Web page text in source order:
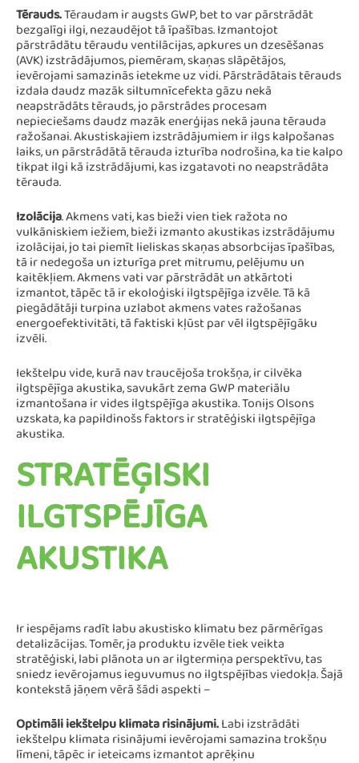
Tērauds.Tēraudam ir augsts GWP, bet to var pārstrādāt
bezgalīgi ilgi, nezaudējot tā īpašības. Izmantojot
pārstrādātu tēraudu ventilācijas, apkures un dzesēšanas
(AVK) izstrādājumos, piemēram, skaņas slāpētājos,
ievērojami samazinās ietekme uz vidi. Pārstrādātais tērauds
izdala daudz mazāk siltumnīcefekta gāzu nekā
neapstrādāts tērauds, jo pārstrādes procesam
nepieciešams daudz mazāk enerģijas nekā jauna tērauda
ražošanai. Akustiskajiem izstrādājumiem ir ilgs kalpošanas
laiks, un pārstrādātā tērauda izturība nodrošina, ka tie kalpo
tikpat ilgi kā izstrādājumi, kas izgatavoti no neapstrādāta
tērauda.
Izolācija. Akmens vati, kas bieži vien tiek ražota no
vulkāniskiem iežiem, bieži izmanto akustikas izstrādājumu
izolācijai, jo tai piemīt lieliskas skaņas absorbcijas īpašības,
tā ir nedegoša un izturīga pret mitrumu, pelējumu un
kaitēkļiem. Akmens vati var pārstrādāt un atkārtoti
izmantot, tāpēc tā ir ekoloģiski ilgtspējīga izvēle. Tā kā
piegādātāji turpina uzlabot akmens vates ražošanas
energoefektivitāti, tā faktiski kļūst par vēl ilgtspējīgāku
izvēli.
Iekštelpu vide, kurā nav traucējoša trokšņa, ir cilvēka
ilgtspējīga akustika, savukārt zema GWP materiālu
izmantošana ir vides ilgtspējīga akustika. Tonijs Olsons
uzskata, ka papildinošs faktors ir stratēģiski ilgtspējīga
akustika.
STRATĒĢISKI
ILGTSPĒJĪGA
AKUSTIKA
Ir iespējams radīt labu akustisko klimatu bez pārmērīgas
detalizācijas. Tomēr, ja produktu izvēle tiek veikta
stratēģiski, labi plānota un ar ilgtermiņa perspektīvu, tas
sniedz ievērojamus ieguvumus no ilgtspējības viedokļa. Šajā
kontekstā jāņem vērā šādi aspekti –
Optimāli iekštelpu klimata risinājumi.Labi izstrādāti
iekštelpu klimata risinājumi ievērojami samazina trokšņu